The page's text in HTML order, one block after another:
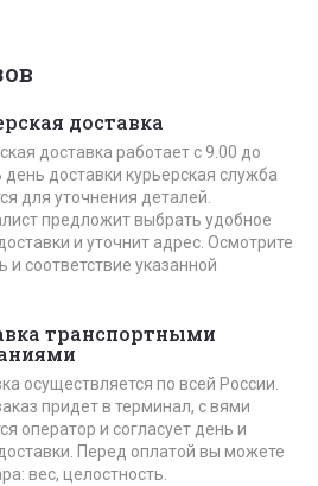
доставка
доставка работает с 9.00 до
день доставки курьерская служба
для уточнения деталей.
предложит выбрать удобное
и уточнит адрес. Осмотрите
и соответствие указанной
транспортными
осуществляется по всей России.
придет в терминал, с вями
оператор и согласует день и
Перед оплатой вы можете
вес, целостность.